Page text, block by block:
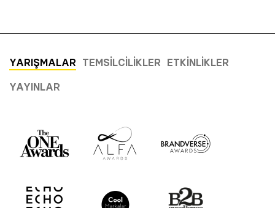
YARIŞMALAR TEMSILCILIKLER ETKINLIKLER
YAYINLAR